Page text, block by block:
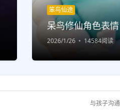
笨鸟仙途
呆鸟修仙角色表情
2026/1/26 14584阅读
与孩子沟通